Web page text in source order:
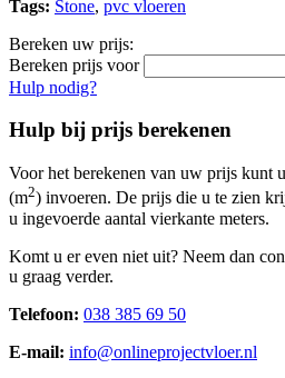
Tags: Stone, pvc vloeren
Bereken uw prijs:
Bereken prijs voor
Hulp nodig?
Hulp bij prijs berekenen
Voor het berekenen van uw prijs kunt
(m2) invoeren. De prijs die u te zien
u ingevoerde aantal vierkante meters.
Komt u er even niet uit? Neem dan
u graag verder.
Telefoon: 038 385 69 50
E-mail: info@onlineprojectvloer.nl